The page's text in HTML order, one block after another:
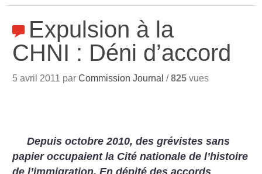
Expulsion à la
CHNI : Déni d’accord
5 avril 2011 parCommission Journal /825 vues
Depuis octobre 2010, des grévistes sans
papier occupaient la Cité nationale de l’histoire
de l’immigration. En dépité des accords